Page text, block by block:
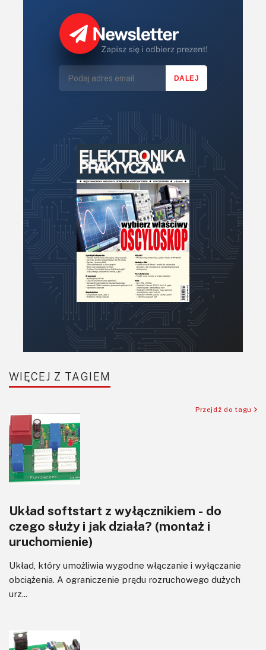
Narzędzia
Optoelektronika
Półprzewodniki
Pomiary i testy
Projektowanie
Raspberry Pi
Komunikacja, RF
SBC-SIP-SoC-CoM
Tranzystory
Wzmacniacze
Zasilanie
WIĘCEJ Z TAGIEM
Przejdź do tagu
Układ softstart z wyłącznikiem - do
czego służy i jak działa? (montaż i
uruchomienie)
Układ, który umożliwia wygodne włączanie i wyłączanie
obciążenia. A ograniczenie prądu rozruchowego dużych
urz...